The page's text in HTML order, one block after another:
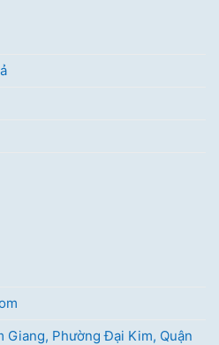
Giang, Phường Đại Kim, Quận